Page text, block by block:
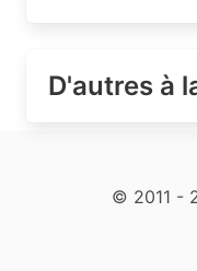
D'autres à
© 2011 -